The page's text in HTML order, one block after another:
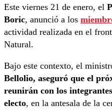
Este viernes 21 de enero, el
Boric, anunció a los
actividad realizada en el
Natural.
Bajo este contexto, el
Bellolio, aseguró que el
reunirán con los
electo, en la antesala de la